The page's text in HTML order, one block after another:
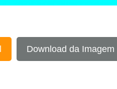
Download da Imagem